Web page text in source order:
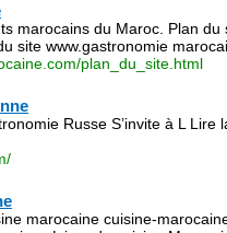
marocains du Maroc. Plan du
site www.gastronomie
plan_du_site.html
Russe S’invite à L Lire
marocaine cuisine-